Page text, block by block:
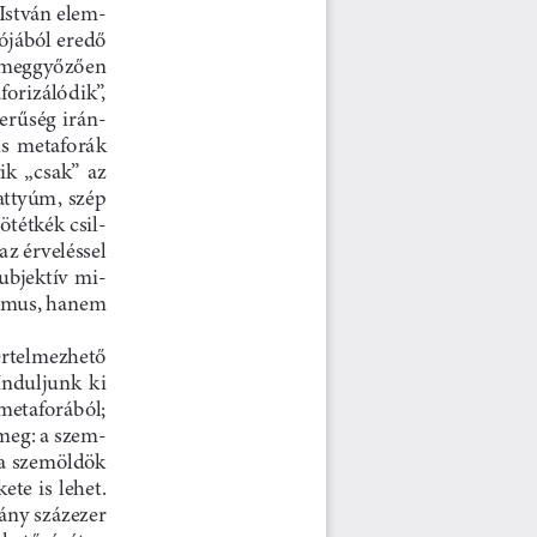
elem-
ából eredő
”,
irán-
metaforák
„csak”  az
szép
csil-
érveléssel
mi-
hanem
ő
ki
a szem-
szemöldök
is lehet.
százezer